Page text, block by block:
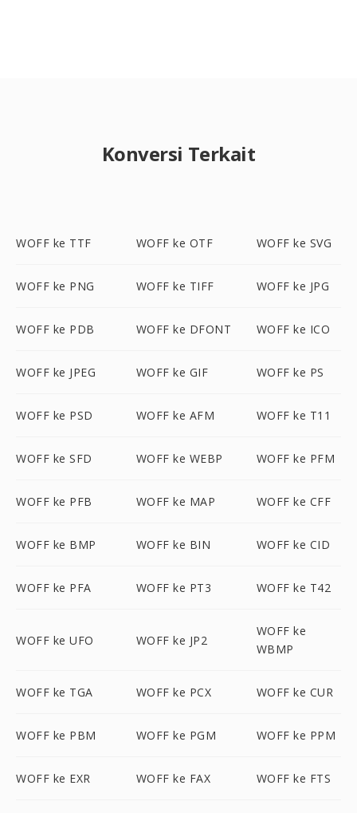
Konversi Terkait
WOFF ke TTF WOFF ke OTF WOFF ke SVG
WOFF ke PNG WOFF ke TIFF WOFF ke JPG
WOFF ke PDB WOFF ke DFONT WOFF ke ICO
WOFF ke JPEG WOFF ke GIF WOFF ke PS
WOFF ke PSD WOFF ke AFM WOFF ke T11
WOFF ke SFD WOFF ke WEBP WOFF ke PFM
WOFF ke PFB WOFF ke MAP WOFF ke CFF
WOFF ke BMP WOFF ke BIN WOFF ke CID
WOFF ke PFA WOFF ke PT3 WOFF ke T42
WOFF ke UFO WOFF ke JP2
WOFF ke
WBMP
WOFF ke TGA WOFF ke PCX WOFF ke CUR
WOFF ke PBM WOFF ke PGM WOFF ke PPM
WOFF ke EXR WOFF ke FAX WOFF ke FTS